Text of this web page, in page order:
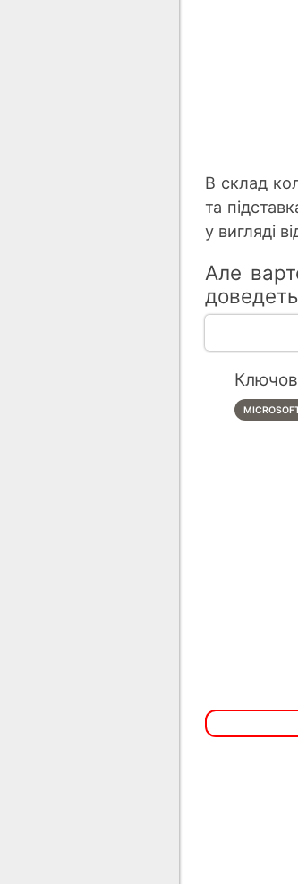
В склад
та
у вигляді
Але